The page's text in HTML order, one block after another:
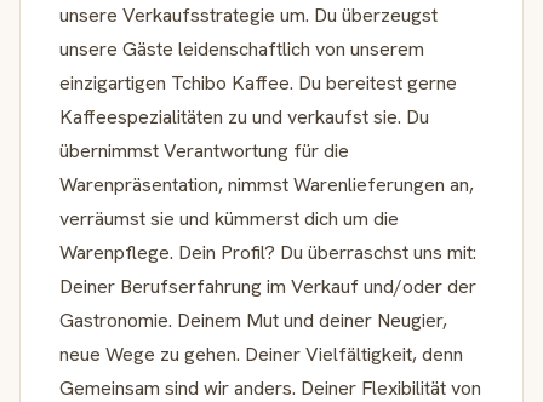
unsere Verkaufsstrategie um. Du überzeugst
unsere Gäste leidenschaftlich von unserem
einzigartigen Tchibo Kaffee. Du bereitest gerne
Kaffeespezialitäten zu und verkaufst sie. Du
übernimmst Verantwortung für die
Warenpräsentation, nimmst Warenlieferungen an,
verräumst sie und kümmerst dich um die
Warenpflege. Dein Profil? Du überraschst uns mit:
Deiner Berufserfahrung im Verkauf und/oder der
Gastronomie. Deinem Mut und deiner Neugier,
neue Wege zu gehen. Deiner Vielfältigkeit, denn
Gemeinsam sind wir anders. Deiner Flexibilität von